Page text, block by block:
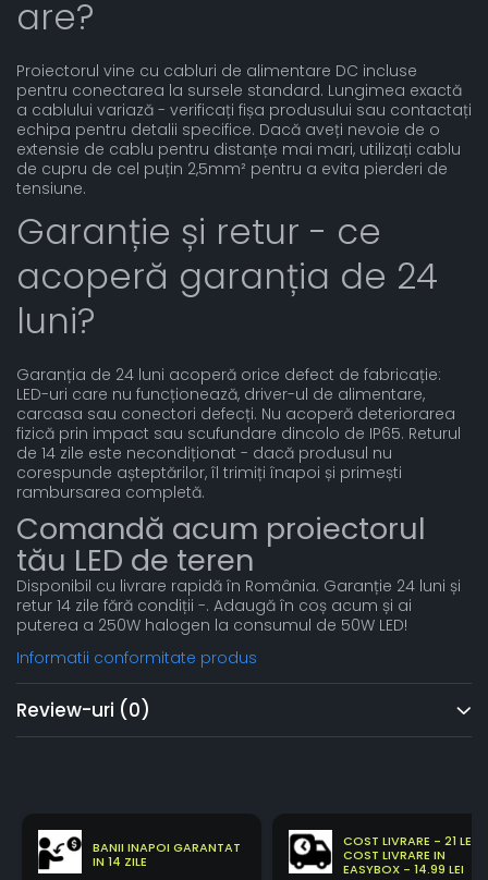
are?
Proiectorul vine cu cabluri de alimentare DC incluse
pentru conectarea la sursele standard. Lungimea exactă
a cablului variază - verificați fișa produsului sau contactați
echipa pentru detalii specifice. Dacă aveți nevoie de o
extensie de cablu pentru distanțe mai mari, utilizați cablu
de cupru de cel puțin 2,5mm² pentru a evita pierderi de
tensiune.
Garanție și retur - ce
acoperă garanția de 24
luni?
Garanția de 24 luni acoperă orice defect de fabricație:
LED-uri care nu funcționează, driver-ul de alimentare,
carcasa sau conectori defecți. Nu acoperă deteriorarea
fizică prin impact sau scufundare dincolo de IP65. Returul
de 14 zile este necondiționat - dacă produsul nu
corespunde așteptărilor, îl trimiți înapoi și primești
rambursarea completă.
Comandă acum proiectorul
tău LED de teren
Disponibil cu livrare rapidă în România. Garanție 24 luni și
retur 14 zile fără condiții -. Adaugă în coș acum și ai
puterea a 250W halogen la consumul de 50W LED!
Informatii conformitate produs
Review-uri (0)
BANII INAPOI GARANTAT
IN 14 ZILE
COST LIVRARE - 21 LEI
COST LIVRARE IN
EASYBOX - 14.99 LEI